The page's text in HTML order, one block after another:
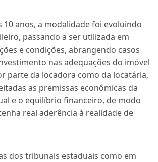
10 anos, a modalidade foi evoluindo
passando a ser utilizada em
e condições, abrangendo casos
nas adequações do imóvel
parte da locadora como da locatária,
as premissas econômicas da
e o equilíbrio financeiro, de modo
real aderência à realidade de
dos tribunais estaduais como em